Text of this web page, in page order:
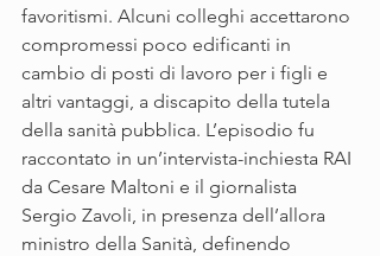
favoritismi. Alcuni colleghi accettarono
compromessi poco edificanti in
cambio di posti di lavoro per i figli e
altri vantaggi, a discapito della tutela
della sanità pubblica. L’episodio fu
raccontato in un’intervista-inchiesta RAI
da Cesare Maltoni e il giornalista
Sergio Zavoli, in presenza dell’allora
ministro della Sanità, definendo